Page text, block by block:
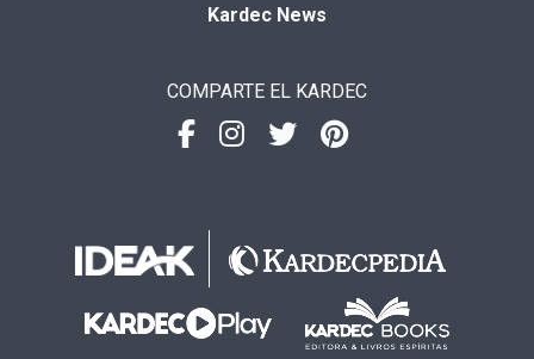
Kardec News
COMPARTE EL KARDEC